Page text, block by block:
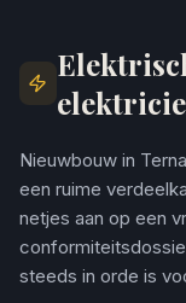
Nieuwbouw in
een ruime
netjes aan op een
steeds in orde is